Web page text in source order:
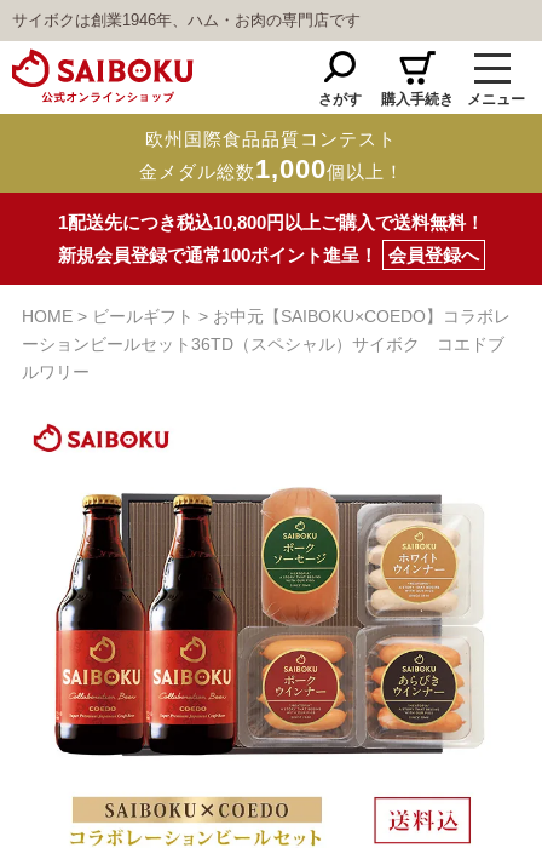
サイボクは創業1946年、ハム・お肉の専門店です
さがす 購入手続き メニュー
欧州国際食品品質コンテスト
金メダル総数1,000個以上！
1配送先につき税込10,800円以上ご購入で送料無料！
新規会員登録で通常100ポイント進呈！
会員登録へ
HOME ビールギフト
お中元【SAIBOKU×COEDO】コラボレ
ーションビールセット36TD（スペシャル）サイボク コエドブ
ルワリー